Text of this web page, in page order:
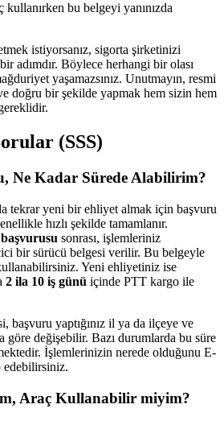
kullanırken bu belgeyi yanınızda
istiyorsanız, sigorta şirketinizi
adımdır. Böylece herhangi bir olası
yaşamazsınız. Unutmayın, resmi
doğru bir şekilde yapmak hem sizin hem
(SSS)
Ne Kadar Sürede Alabilirim?
tekrar yeni bir ehliyet almak için başvuru
hızlı şekilde tamamlanır.
sonrası, işlemleriniz
bir sürücü belgesi verilir. Bu belgeyle
Yeni ehliyetiniz ise
2 ila 10 iş günü içinde PTT kargo ile
başvuru yaptığınız il ya da ilçeye ve
göre değişebilir. Bazı durumlarda bu süre
İşlemlerinizin nerede olduğunu E-
edebilirsiniz.
Araç Kullanabilir miyim?